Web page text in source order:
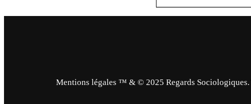
Mentions légales ™ & © 2025 Regards Sociologiques.